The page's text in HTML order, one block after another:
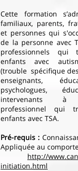
Cette formation
familiaux, parents,
et personnes qui
de la personne avec
professionnels qui
enfants avec
(trouble spécifique
enseignants,
psychologues,
intervenants
professionnel qui
enfants avec TSA.
Pré-requis :
Appliquée au
http://
initiation.html